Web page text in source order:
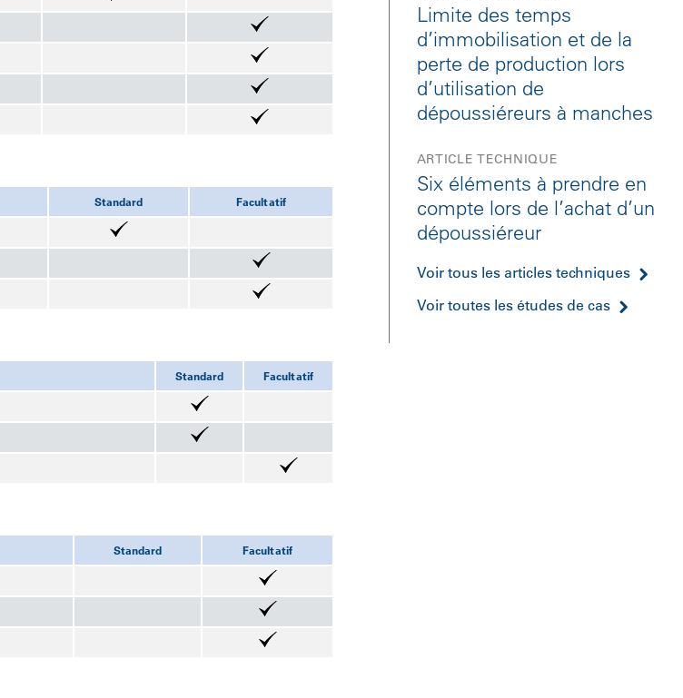
Standard Facultatif
Standard Facultatif
Standard Facultatif
Limite des temps
d’immobilisation et de la
perte de production lors
d’utilisation de
dépoussiéreurs à manches
ARTICLE TECHNIQUE
Six éléments à prendre en
compte lors de l’achat d’un
dépoussiéreur
Voir tous les articles techniques
Voir toutes les études de cas